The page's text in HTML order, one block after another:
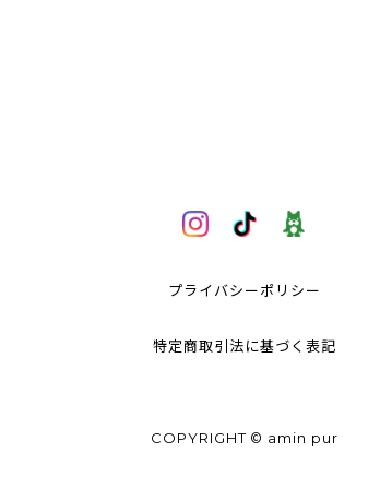
プライバシーポリシー
特定商取引法に基づく表記
COPYRIGHT © amin pur